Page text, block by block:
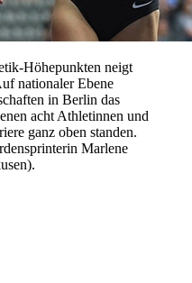
Höhepunkten neigt
nationaler Ebene
in Berlin das
acht Athletinnen und
ganz oben standen.
Marlene